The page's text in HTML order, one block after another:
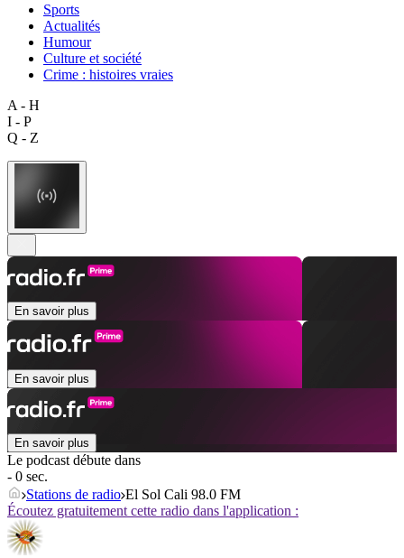
Sports
Actualités
Humour
Culture et société
Crime : histoires vraies
A - H
I - P
Q - Z
En savoir plus
En savoir plus
En savoir plus
Le podcast débute dans
- 0 sec.
Stations de radio El Sol Cali 98.0 FM
Écoutez gratuitement cette radio dans l'application :